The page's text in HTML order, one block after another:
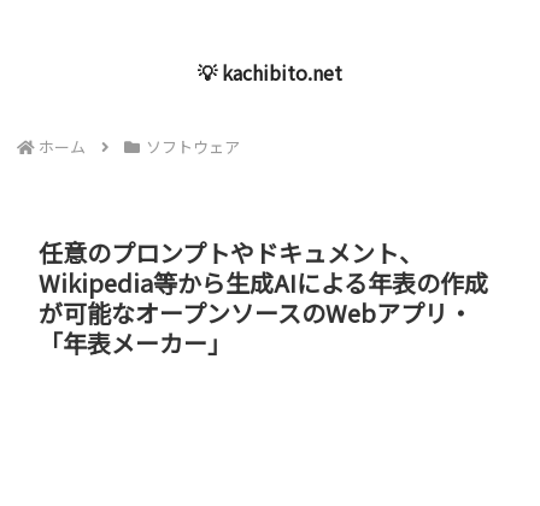
💡 kachibito.net
ホーム ソフトウェア
任意のプロンプトやドキュメント、
Wikipedia等から生成AIによる年表の作成
が可能なオープンソースのWebアプリ・
「年表メーカー」